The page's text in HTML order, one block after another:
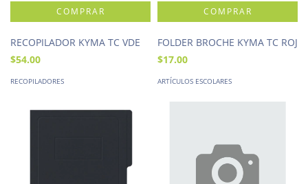
RECOPILADOR KYMA TC VDE
$54.00
RECOPILADORES
FOLDER BROCHE KYMA TC ROJ
$17.00
ARTÍCULOS ESCOLARES